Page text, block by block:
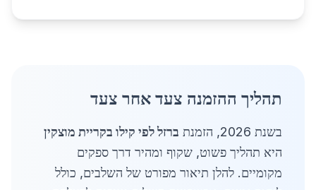
תהליך ההזמנה צעד אחר צעד
בשנת 2026, הזמנת
ברזל לפי קילו בקריית מוצקין
היא תהליך פשוט, שקוף ומהיר דרך ספקים
מקומיים. להלן תיאור מפורט של השלבים, כולל